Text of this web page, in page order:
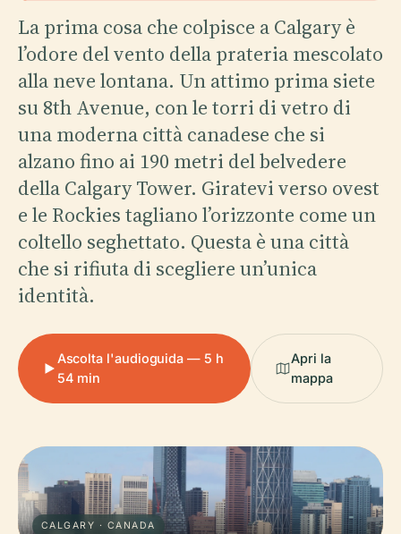
La prima cosa che colpisce a Calgary è
l’odore del vento della prateria mescolato
alla neve lontana. Un attimo prima siete
su 8th Avenue, con le torri di vetro di
una moderna città canadese che si
alzano fino ai 190 metri del belvedere
della Calgary Tower. Giratevi verso ovest
e le Rockies tagliano l’orizzonte come un
coltello seghettato. Questa è una città
che si rifiuta di scegliere un’unica
identità.
Ascolta l'audioguida — 5 h
54 min
Apri la
mappa
CALGARY · CANADA